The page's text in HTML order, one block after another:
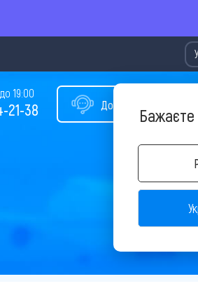
Бажаєте
Допомога у виборі
19:00
21-38